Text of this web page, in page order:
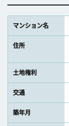
マンション名
住所
土地権利
交通
築年月